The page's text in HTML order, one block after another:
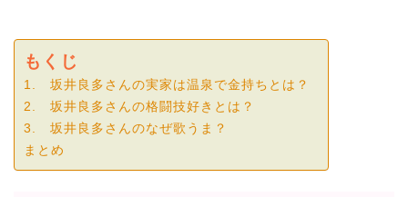
もくじ
1. 坂井良多さんの実家は温泉で金持ちとは？
2. 坂井良多さんの格闘技好きとは？
3. 坂井良多さんのなぜ歌うま？
まとめ